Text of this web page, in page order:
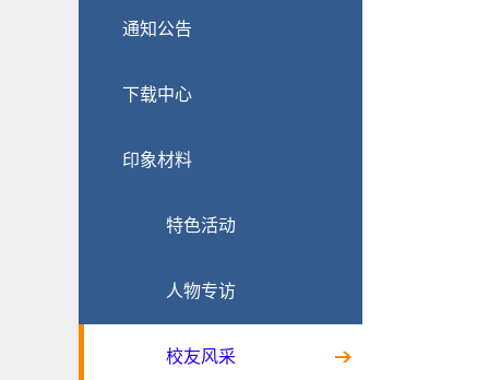
通知公告
下载中心
印象材料
特色活动
人物专访
校友风采